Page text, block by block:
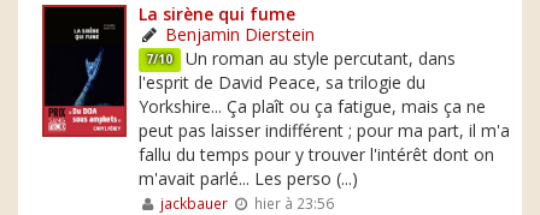
La sirène qui fume
Benjamin Dierstein
7/10 Un roman au style percutant, dans
l'esprit de David Peace, sa trilogie du
Yorkshire... Ça plaît ou ça fatigue, mais ça ne
peut pas laisser indifférent ; pour ma part, il m'a
fallu du temps pour y trouver l'intérêt dont on
m'avait parlé... Les perso (...)
jackbauer hier à 23:56